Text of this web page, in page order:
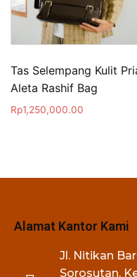
Tas Selempang Kulit
Aleta Rashif Bag
Rp1,250,000.00
Alamat Kantor Kami
Jl. Nitikan
Sorosutan,